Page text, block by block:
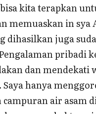
kita terapkan
memuaskan in sya
dihasilkan juga
pribadi
dan mendekati
hanya
campuran air asam